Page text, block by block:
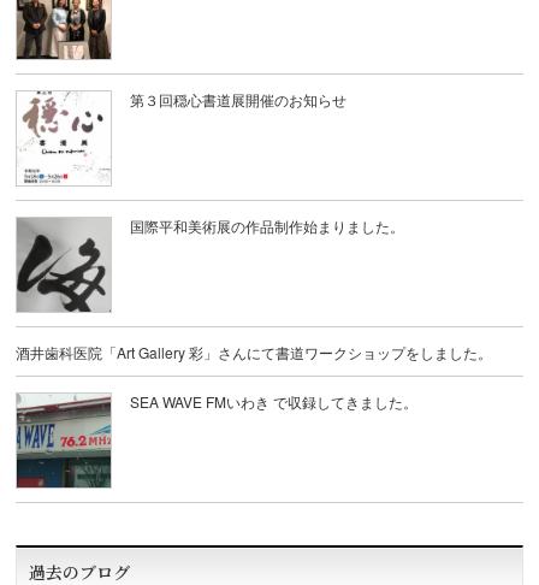
第３回穏心書道展開催のお知らせ
国際平和美術展の作品制作始まりました。
酒井歯科医院「Art Gallery 彩」さんにて書道ワークショップをしました。
SEA WAVE FMいわき で収録してきました。
過去のブログ